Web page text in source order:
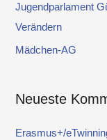
c
h
:
Jugendparlament
Verändern
Mädchen-AG
Neueste
Erasmus+/